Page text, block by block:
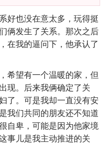
好也没在意太多，玩得挺
俩发生了关系。那次之后
在我的逼问下，他承认了
希望有一个温暖的家，但
现。后来我俩确定了关
了。可是我却一直没有安
我们共同的朋友还不知道
自卑，可能是因为他家境
事儿是我主动推进的关